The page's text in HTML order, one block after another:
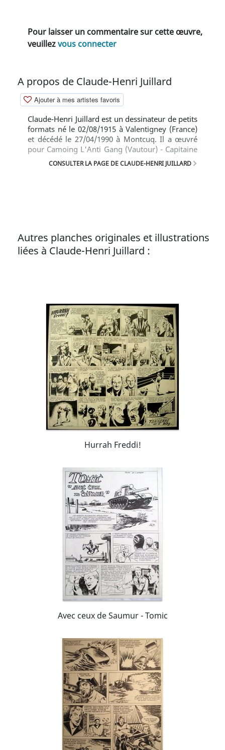
Pour laisser un commentaire sur cette œuvre,
veuillezvous connecter
A propos de Claude-Henri Juillard
Ajouter à mes artistes favoris
Claude-Henri Juillard est un dessinateur de petits
formats né le 02/08/1915 à Valentigney (France)
et décédé le 27/04/1990 à Montcuq. Il a œuvré
pour Camoing L'Anti Gang (Vautour) - Capitaine
Tornade (Erik Le Viking) - Ferry Tempête (Zorro
Spécial) - Xavier Humbert X1 (Agent Spécial).
CONSULTER LA PAGE DE CLAUDE-HENRI JUILLARD
Autres planches originales et illustrations
liées à Claude-Henri Juillard :
Hurrah Freddi!
Avec ceux de Saumur - Tomic